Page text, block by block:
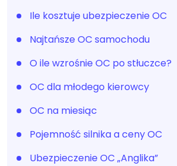
Ile kosztuje ubezpieczenie OC
Najtańsze OC samochodu
O ile wzrośnie OC po stłuczce?
OC dla młodego kierowcy
OC na miesiąc
Pojemność silnika a ceny OC
Ubezpieczenie OC „Anglika”